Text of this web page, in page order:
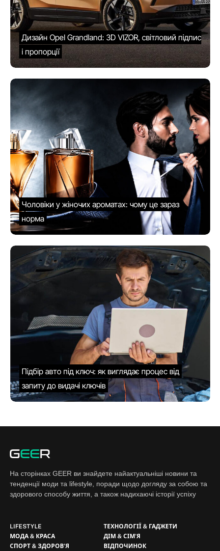
Дизайн Opel Grandland: 3D VIZOR, світловий підпис
і пропорції
Чоловіки у жіночих ароматах: чому це зараз
норма
Підбір авто під ключ: як виглядає процес від
запиту до видачі ключів
LIFESTYLE
МОДА & КРАСА
СПОРТ & ЗДОРОВ'Я
ТЕХНОЛОГІЇ & ГАДЖЕТИ
ДІМ & СІМ'Я
ВІДПОЧИНОК
На сторінках GEER ви знайдете найактуальніші новини та
тенденції моди та lifestyle, поради щодо догляду за собою та
здорового способу життя, а також надихаючі історії успіху